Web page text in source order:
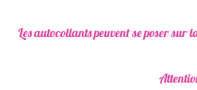
Les autocollants peuvent se poser sur la
Attention :